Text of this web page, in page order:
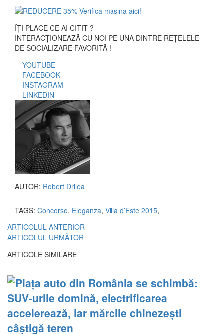
ÎȚI PLACE CE AI CITIT ?
INTERACȚIONEAZĂ CU NOI PE UNA DINTRE REȚELELE
DE SOCIALIZARE FAVORITĂ !
YOUTUBE
FACEBOOK
INSTAGRAM
LINKEDIN
AUTOR: Robert Drilea
TAGS: Concorso, Eleganza, Villa d’Este 2015,
ARTICOLUL ANTERIOR
ARTICOLUL URMĂTOR
ARTICOLE SIMILARE